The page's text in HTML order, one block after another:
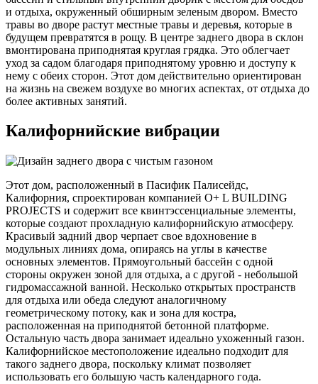
и отдыха, окруженный обширным зеленым двором. Вместо
травы во дворе растут местные травы и деревья, которые в
будущем превратятся в рощу. В центре заднего двора в склон
вмонтирована приподнятая круглая грядка. Это облегчает
уход за садом благодаря приподнятому уровню и доступу к
нему с обеих сторон. Этот дом действительно ориентирован
на жизнь на свежем воздухе во многих аспектах, от отдыха до
более активных занятий.
Калифорнийские вибрации
Этот дом, расположенный в Пасифик Палисейдс,
Калифорния, спроектирован компанией O+ L BUILDING
PROJECTS и содержит все квинтэссенциальные элементы,
которые создают прохладную калифорнийскую атмосферу.
Красивый задний двор черпает свое вдохновение в
модульных линиях дома, опираясь на углы в качестве
основных элементов. Прямоугольный бассейн с одной
стороны окружен зоной для отдыха, а с другой - небольшой
гидромассажной ванной. Несколько открытых пространств
для отдыха или обеда следуют аналогичному
геометрическому потоку, как и зона для костра,
расположенная на приподнятой бетонной платформе.
Остальную часть двора занимает идеально ухоженный газон.
Калифорнийское местоположение идеально подходит для
такого заднего двора, поскольку климат позволяет
использовать его большую часть календарного года.